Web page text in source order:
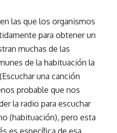
las que los organismos
para obtener un
muchas de las
de la habituación la
una canción
probable que nos
la radio para escuchar
(habituación), pero esta